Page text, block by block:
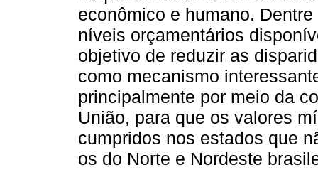
econômico e humano.
níveis orçamentários
objetivo de reduzir as
como mecanismo
principalmente por meio da
União, para que os valores
cumpridos nos estados que
os do Norte e Nordeste